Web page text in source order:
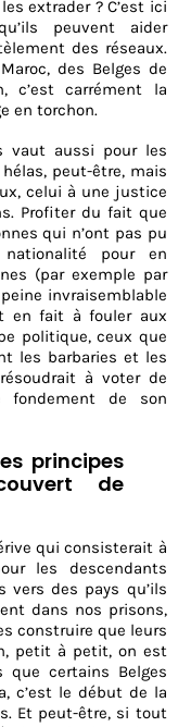
extrader ? C’est ici
peuvent aider
des réseaux.
des Belges de
c’est carrément la
en torchon.
vaut aussi pour les
peut-être, mais
celui à une justice
Profiter du fait que
qui n’ont pas pu
pour en
(par exemple par
invraisemblable
en fait à fouler aux
politique, ceux que
les barbaries et les
à voter de
fondement de son
principes
de
qui consisterait à
les descendants
vers des pays qu’ils
dans nos prisons,
construire que leurs
petit à petit, on est
que certains Belges
c’est le début de la
Et peut-être, si tout